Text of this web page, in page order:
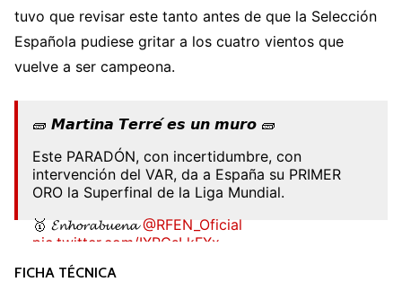
tuvo que revisar este tanto antes de que la Selección
Española pudiese gritar a los cuatro vientos que
vuelve a ser campeona.
🧱 𝙈𝙖𝙧𝙩𝙞𝙣𝙖 𝙏𝙚𝙧𝙧𝙚́ 𝙚𝙨 𝙪𝙣 𝙢𝙪𝙧𝙤 🧱
Este PARADÓN, con incertidumbre, con
intervención del VAR, da a España su PRIMER
ORO la Superfinal de la Liga Mundial.
🥇 𝓔𝓷𝓱𝓸𝓻𝓪𝓫𝓾𝓮𝓷𝓪@RFEN_Oficial
pic.twitter.com/IXRCsLkFXx
— Teledeporte (@teledeporte)
FICHA TÉCNICA